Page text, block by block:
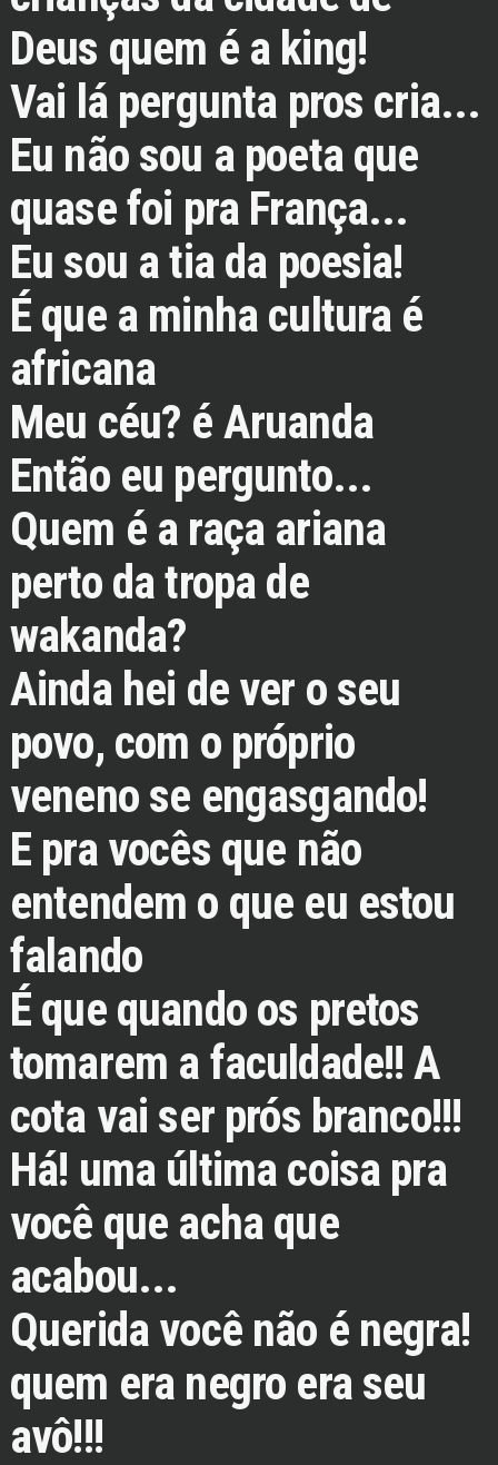
Deus quem é a king!
Vai lá pergunta pros cria...
Eu não sou a poeta que
quase foi pra França...
Eu sou a tia da poesia!
É que a minha cultura é
africana
Meu céu? é Aruanda
Então eu pergunto...
Quem é a raça ariana
perto da tropa de
wakanda?
Ainda hei de ver o seu
povo, com o próprio
veneno se engasgando!
E pra vocês que não
entendem o que eu estou
falando
É que quando os pretos
tomarem a faculdade!! A
cota vai ser prós branco!!!
Há! uma última coisa pra
você que acha que
acabou...
Querida você não é negra!
quem era negro era seu
avô!!!